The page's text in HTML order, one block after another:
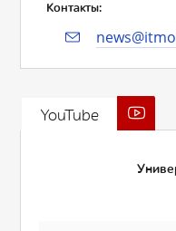
Контакты:
YouTube